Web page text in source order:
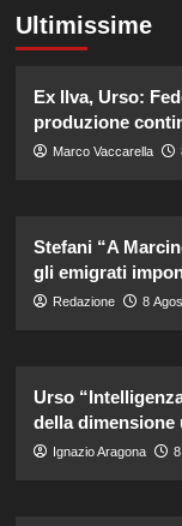
Ultimissime
Ex Ilva, Urso:
produzione
Marco Vaccarella
Stefani “A
gli emigrati
Redazione 8
Urso
della dimensione
Ignazio Aragona